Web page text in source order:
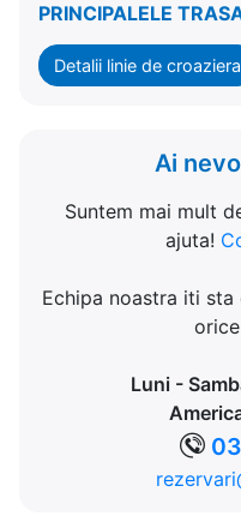
PRINCIPALELE
Detalii linie de croaziera
Ai
Suntem mai mult
ajuta!
Echipa noastra iti
Luni -